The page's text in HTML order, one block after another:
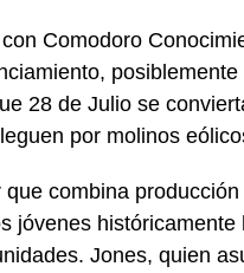
Comodoro
28 de Julio se
por molinos
que combina
jóvenes
Jones, quien